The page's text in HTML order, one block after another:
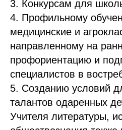
3. Конкурсам для
4. Профильному
медицинские и
направленному на
профориентацию и
специалистов в
5. Созданию условий
талантов одаренных
Учителя литературы,